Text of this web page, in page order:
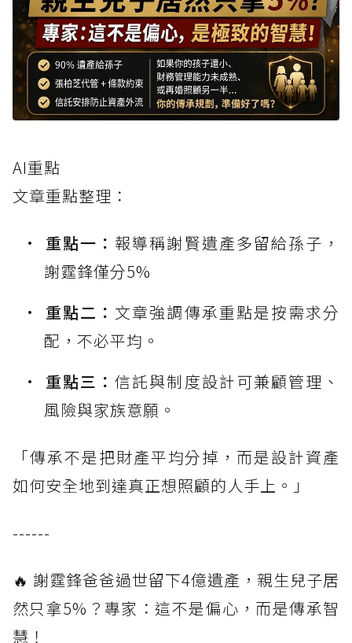
AI重點
文章重點整理：
重點一： 報導稱謝賢遺產多留給孫子，
謝霆鋒僅分5%
重點二： 文章強調傳承重點是按需求分
配，不必平均。
重點三：信託與制度設計可兼顧管理、
風險與家族意願。
「傳承不是把財產平均分掉，而是設計資產
如何安全地到達真正想照顧的人手上。」
------
🔥 謝霆鋒爸爸過世留下4億遺產，親生兒子居
然只拿5%？專家：這不是偏心，而是傳承智
慧！